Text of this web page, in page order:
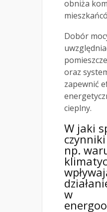
obniża
Dobór
oraz
zapewnić
cieplny.
W jaki
np.
w